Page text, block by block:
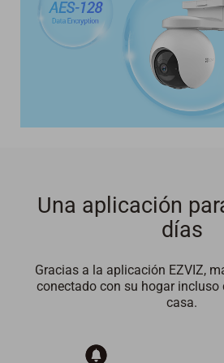
Una aplicación
días
Gracias a la aplicación EZVIZ,
conectado con su hogar incluso
casa.